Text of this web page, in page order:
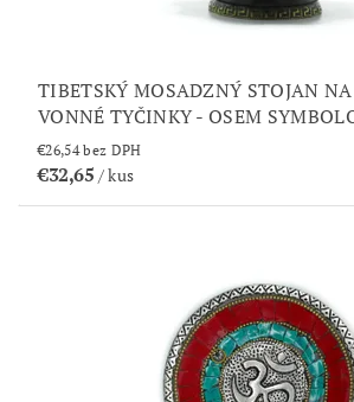
TIBETSKÝ MOSADZNÝ STOJAN
VONNÉ TYČINKY - OSEM
€26,54 bez DPH
€32,65 / kus